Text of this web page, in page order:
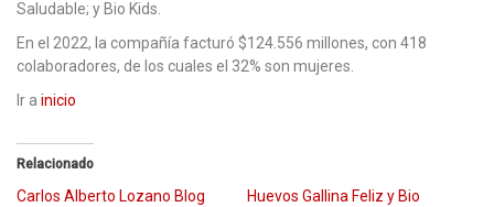
Saludable; y Bio Kids.
En el 2022, la compañía facturó $124.556 millones, con 418
colaboradores, de los cuales el 32% son mujeres.
Ir a inicio
Relacionado
Carlos Alberto Lozano Blog
Huevos Gallina Feliz y Bio